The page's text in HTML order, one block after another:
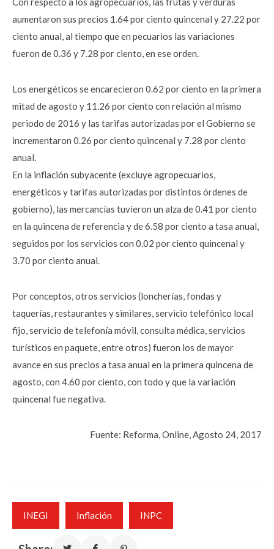
aumentaron sus precios 1.64 por ciento quincenal y 27.22 por
ciento anual, al tiempo que en pecuarios las variaciones
fueron de 0.36 y 7.28 por ciento, en ese orden.
Los energéticos se encarecieron 0.62 por ciento en la primera
mitad de agosto y 11.26 por ciento con relación al mismo
periodo de 2016 y las tarifas autorizadas por el Gobierno se
incrementaron 0.26 por ciento quincenal y 7.28 por ciento
anual.
En la inflación subyacente (excluye agropecuarios,
energéticos y tarifas autorizadas por distintos órdenes de
gobierno), las mercancías tuvieron un alza de 0.41 por ciento
en la quincena de referencia y de 6.58 por ciento a tasa anual,
seguidos por los servicios con 0.02 por ciento quincenal y
3.70 por ciento anual.
Por conceptos, otros servicios (loncherías, fondas y
taquerías, restaurantes y similares, servicio telefónico local
fijo, servicio de telefonía móvil, consulta médica, servicios
turísticos en paquete, entre otros) fueron los de mayor
avance en sus precios a tasa anual en la primera quincena de
agosto, con 4.60 por ciento, con todo y que la variación
quincenal fue negativa.
Fuente: Reforma, Online, Agosto 24, 2017
INEGI Inflación INPC